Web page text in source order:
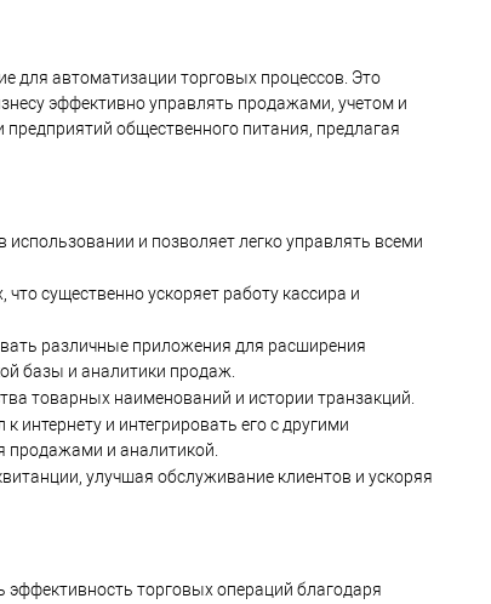
для автоматизации торговых процессов. Это
эффективно управлять продажами, учетом и
предприятий общественного питания, предлагая
и позволяет легко управлять всеми
существенно ускоряет работу кассира и
различные приложения для расширения
базы и аналитики продаж.
товарных наименований и истории транзакций.
интернету и интегрировать его с другими
продажами и аналитикой.
улучшая обслуживание клиентов и ускоряя
эффективность торговых операций благодаря